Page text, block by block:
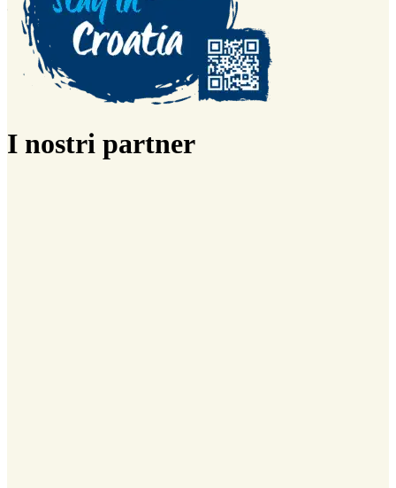
I nostri partner